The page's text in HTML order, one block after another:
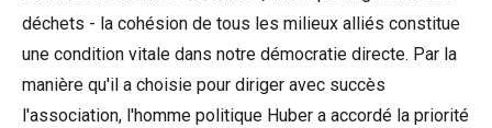
déchets - la cohésion de tous les milieux alliés constitue
une condition vitale dans notre démocratie directe. Par la
manière qu'il a choisie pour diriger avec succès
l'association, l'homme politique Huber a accordé la priorité